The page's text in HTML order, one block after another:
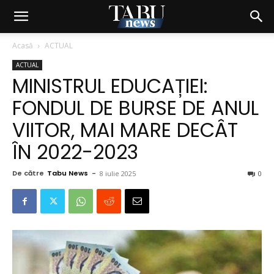
Acasă ACTUAL
ACTUAL
MINISTRUL EDUCAȚIEI:
FONDUL DE BURSE DE ANUL
VIITOR, MAI MARE DECÂT
ÎN 2022-2023
De către Tabu News - 8 iulie 2025 0